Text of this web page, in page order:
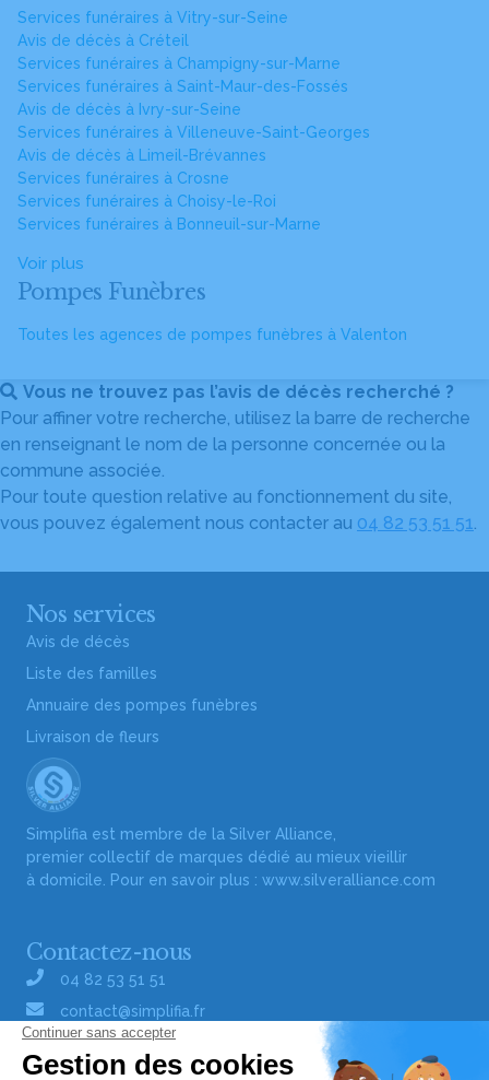
Services funéraires à Vitry-sur-Seine
Avis de décès à Créteil
Services funéraires à Champigny-sur-Marne
Services funéraires à Saint-Maur-des-Fossés
Avis de décès à Ivry-sur-Seine
Services funéraires à Villeneuve-Saint-Georges
Avis de décès à Limeil-Brévannes
Services funéraires à Crosne
Services funéraires à Choisy-le-Roi
Services funéraires à Bonneuil-sur-Marne
Voir plus
Pompes Funèbres
Toutes les agences de pompes funèbres à Valenton
Vous ne trouvez pas l’avis de décès recherché ?
Pour affiner votre recherche, utilisez la barre de recherche
en renseignant le nom de la personne concernée ou la
commune associée.
Pour toute question relative au fonctionnement du site,
vous pouvez également nous contacter au 04 82 53 51 51.
Nos services
Avis de décès
Liste des familles
Annuaire des pompes funèbres
Livraison de fleurs
Simplifia est membre de la Silver Alliance,
premier collectif de marques dédié au mieux vieillir
à domicile. Pour en savoir plus : www.silveralliance.com
Contactez-nous
04 82 53 51 51
contact@simplifia.fr